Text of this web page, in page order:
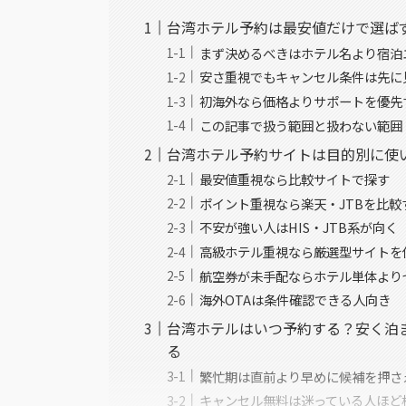
台湾ホテル予約は最安値だけで選
まず決めるべきはホテル名より宿
安さ重視でもキャンセル条件は先
初海外なら価格よりサポートを優
この記事で扱う範囲と扱わない範囲
台湾ホテル予約サイトは目的別に使
最安値重視なら比較サイトで探す
ポイント重視なら楽天・JTBを比較
不安が強い人はHIS・JTB系が向く
高級ホテル重視なら厳選型サイト
航空券が未手配ならホテル単体よ
海外OTAは条件確認できる人向き
台湾ホテルはいつ予約する？安く
る
繁忙期は直前より早めに候補を押
キャンセル無料は迷っている人ほ